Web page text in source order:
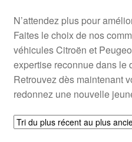
N’attendez plus pour
Faites le choix de nos
véhicules Citroën et
expertise reconnue dans le
Retrouvez dès maintenant
redonnez une nouvelle